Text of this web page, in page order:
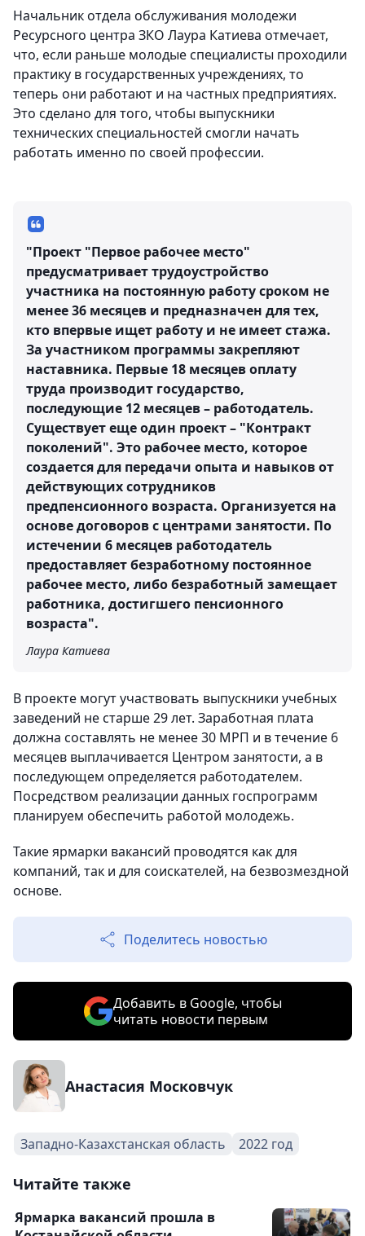
Начальник отдела обслуживания молодежи
Ресурсного центра ЗКО Лаура Катиева отмечает,
что, если раньше молодые специалисты проходили
практику в государственных учреждениях, то
теперь они работают и на частных предприятиях.
Это сделано для того, чтобы выпускники
технических специальностей смогли начать
работать именно по своей профессии.
"Проект "Первое рабочее место"
предусматривает трудоустройство
участника на постоянную работу сроком не
менее 36 месяцев и предназначен для тех,
кто впервые ищет работу и не имеет стажа.
За участником программы закрепляют
наставника. Первые 18 месяцев оплату
труда производит государство,
последующие 12 месяцев – работодатель.
Существует еще один проект – "Контракт
поколений". Это рабочее место, которое
создается для передачи опыта и навыков от
действующих сотрудников
предпенсионного возраста. Организуется на
основе договоров с центрами занятости. По
истечении 6 месяцев работодатель
предоставляет безработному постоянное
рабочее место, либо безработный замещает
работника, достигшего пенсионного
возраста".
Лаура Катиева
В проекте могут участвовать выпускники учебных
заведений не старше 29 лет. Заработная плата
должна составлять не менее 30 МРП и в течение 6
месяцев выплачивается Центром занятости, а в
последующем определяется работодателем.
Посредством реализации данных госпрограмм
планируем обеспечить работой молодежь.
Такие ярмарки вакансий проводятся как для
компаний, так и для соискателей, на безвозмездной
основе.
Поделитесь новостью
Добавить в Google, чтобы
читать новости первым
Анастасия Московчук
Западно-Казахстанская область 2022 год
Читайте также
Ярмарка вакансий прошла в